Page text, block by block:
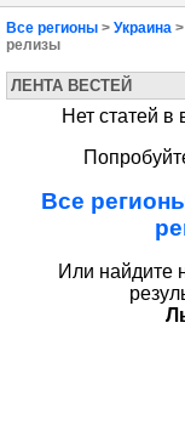
Все регионы > Украина
релизы
ЛЕНТА ВЕСТЕЙ
Нет статей в
Все
Или найдите